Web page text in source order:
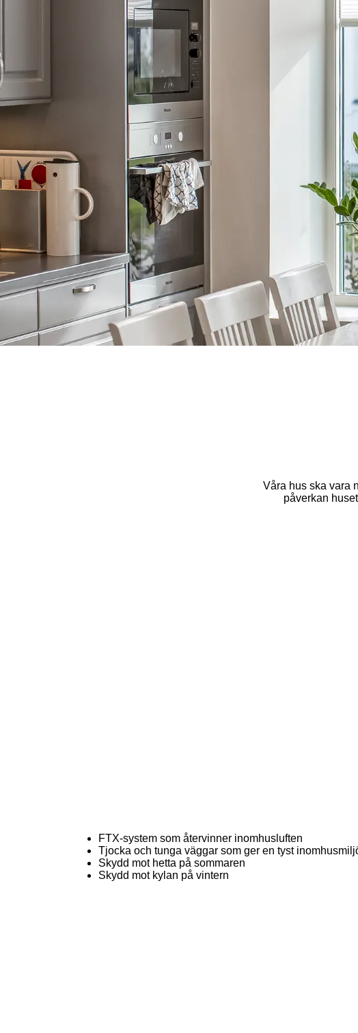
Våra hus ska vara
påverkan
FTX-system som återvinner inomhusluften
Tjocka och tunga väggar som ger en tyst
Skydd mot hetta på sommaren
Skydd mot kylan på vintern